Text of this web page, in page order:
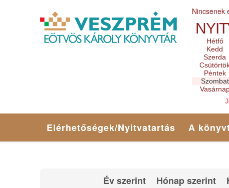
Nincsenek
Hétfő
Kedd
Szerda
Péntek
Szombat
Elérhetőségek/Nyitvatartás A
Év szerint Hónap szerint